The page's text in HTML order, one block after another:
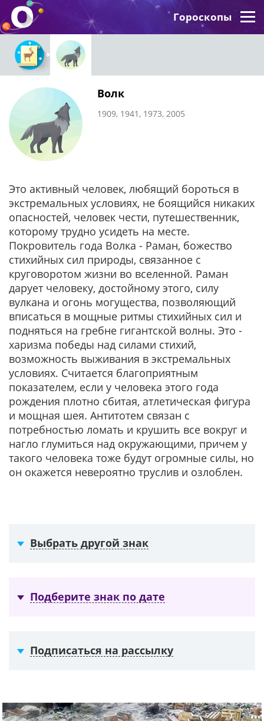
Гороскопы
Волк
1909, 1941, 1973, 2005
Это активный человек, любящий бороться в
экстремальных условиях, не боящийся никаких
опасностей, человек чести, путешественник,
которому трудно усидеть на месте.
Покровитель года Волка - Раман, божество
стихийных сил природы, связанное с
круговоротом жизни во вселенной. Раман
дарует человеку, достойному этого, силу
вулкана и огонь могущества, позволяющий
вписаться в мощные ритмы стихийных сил и
подняться на гребне гигантской волны. Это -
харизма победы над силами стихий,
возможность выживания в экстремальных
условиях. Считается благоприятным
показателем, если у человека этого года
рождения плотно сбитая, атлетическая фигура
и мощная шея. Антитотем связан с
потребностью ломать и крушить все вокруг и
нагло глумиться над окружающими, причем у
такого человека тоже будут огромные силы, но
он окажется невероятно труслив и озлоблен.
Выбрать другой знак
Подберите знак по дате
Подписаться на рассылку